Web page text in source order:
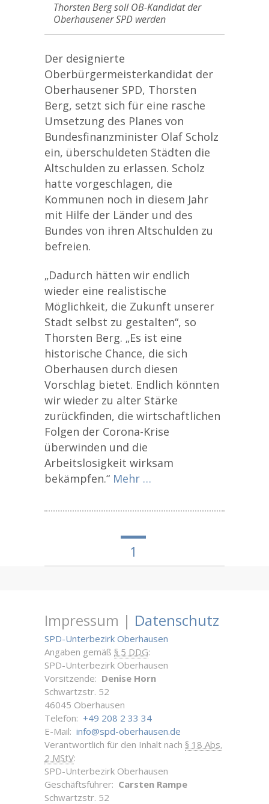
Thorsten Berg soll OB-Kandidat der
Oberhausener SPD werden
Der designierte
Oberbürgermeisterkandidat der
Oberhausener SPD, Thorsten
Berg, setzt sich für eine rasche
Umsetzung des Planes von
Bundesfinanzminister Olaf Scholz
ein, überschuldeten Städten die
Altschulden zu erlassen. Scholz
hatte vorgeschlagen, die
Kommunen noch in diesem Jahr
mit Hilfe der Länder und des
Bundes von ihren Altschulden zu
befreien.
„Dadurch hätten wir endlich
wieder eine realistische
Möglichkeit, die Zukunft unserer
Stadt selbst zu gestalten“, so
Thorsten Berg. „Es ist eine
historische Chance, die sich
Oberhausen durch diesen
Vorschlag bietet. Endlich könnten
wir wieder zu alter Stärke
zurückfinden, die wirtschaftlichen
Folgen der Corona-Krise
überwinden und die
Arbeitslosigkeit wirksam
bekämpfen.“ Mehr …
1
Impressum | Datenschutz
SPD-Unterbezirk Oberhausen
Angaben gemäß § 5 DDG:
SPD-Unterbezirk Oberhausen
Vorsitzende: Denise Horn
Schwartzstr. 52
46045 Oberhausen
Telefon: +49 208 2 33 34
E-Mail: info@spd-oberhausen.de
Verantwortlich für den Inhalt nach § 18 Abs.
2 MStV:
SPD-Unterbezirk Oberhausen
Geschäftsführer: Carsten Rampe
Schwartzstr. 52